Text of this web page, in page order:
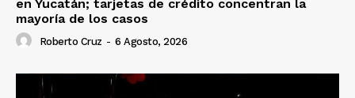
en Yucatán; tarjetas de crédito concentran la
mayoría de los casos
Roberto Cruz - 6 Agosto, 2026